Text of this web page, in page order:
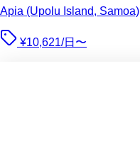
Apia (Upolu Island, Samoa)
¥10,621/日〜